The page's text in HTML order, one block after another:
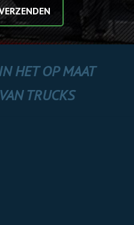
HET OP MAAT
TRUCKS